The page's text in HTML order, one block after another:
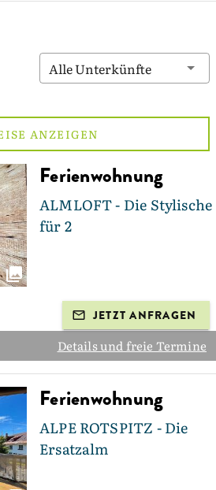
Alle Unterkünfte
ANZEIGEN
Ferienwohnung
ALMLOFT - Die Stylische
für 2
JETZT ANFRAGEN
Details und freie Termine
Ferienwohnung
ALPE ROTSPITZ - Die
Ersatzalm